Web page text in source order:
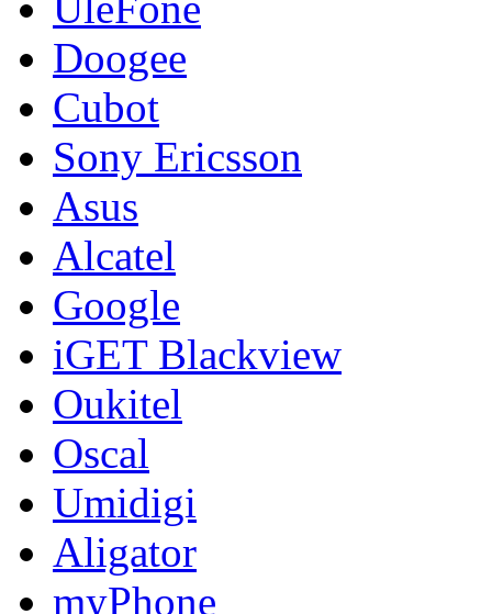
Doogee
Cubot
Sony Ericsson
Asus
Alcatel
Google
iGET Blackview
Oukitel
Oscal
Umidigi
Aligator
myPhone